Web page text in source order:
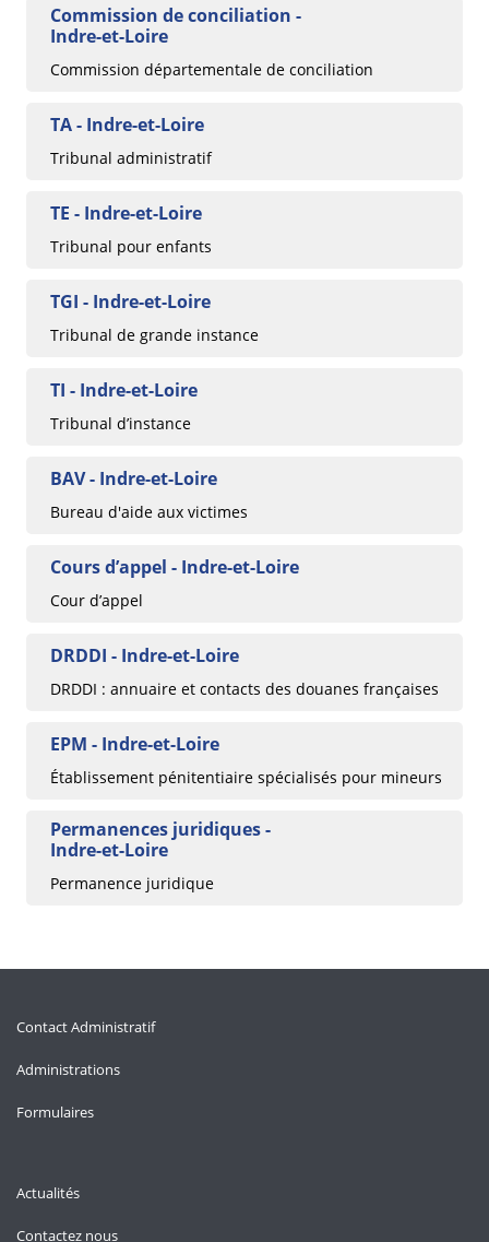
Commission de conciliation -
Indre-et-Loire
Commission départementale de conciliation
TA - Indre-et-Loire
Tribunal administratif
TE - Indre-et-Loire
Tribunal pour enfants
TGI - Indre-et-Loire
Tribunal de grande instance
TI - Indre-et-Loire
Tribunal d’instance
BAV - Indre-et-Loire
Bureau d'aide aux victimes
Cours d’appel - Indre-et-Loire
Cour d’appel
DRDDI - Indre-et-Loire
DRDDI : annuaire et contacts des douanes françaises
EPM - Indre-et-Loire
Établissement pénitentiaire spécialisés pour mineurs
Permanences juridiques -
Indre-et-Loire
Permanence juridique
Contact Administratif
Administrations
Formulaires
Actualités
Contactez nous